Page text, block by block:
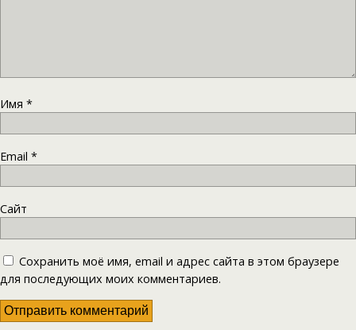
Имя *
Email *
Сайт
Сохранить моё имя, email и адрес сайта в этом браузере
для последующих моих комментариев.